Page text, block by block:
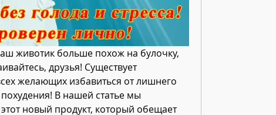
животик больше похож на булочку,
друзья! Существует
желающих избавиться от лишнего
В нашей статье мы
новый продукт, который обещает